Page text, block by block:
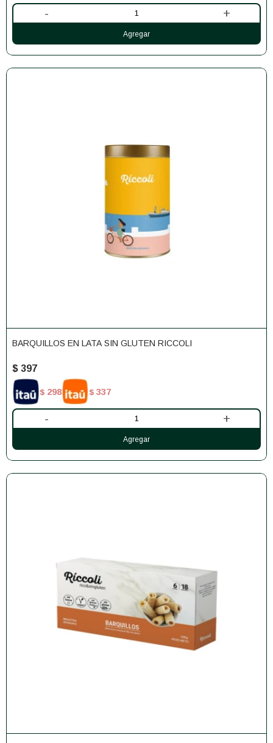
- +
BARQUILLOS EN LATA SIN GLUTEN RICCOLI
$ 397
$ 298 $ 337
- +